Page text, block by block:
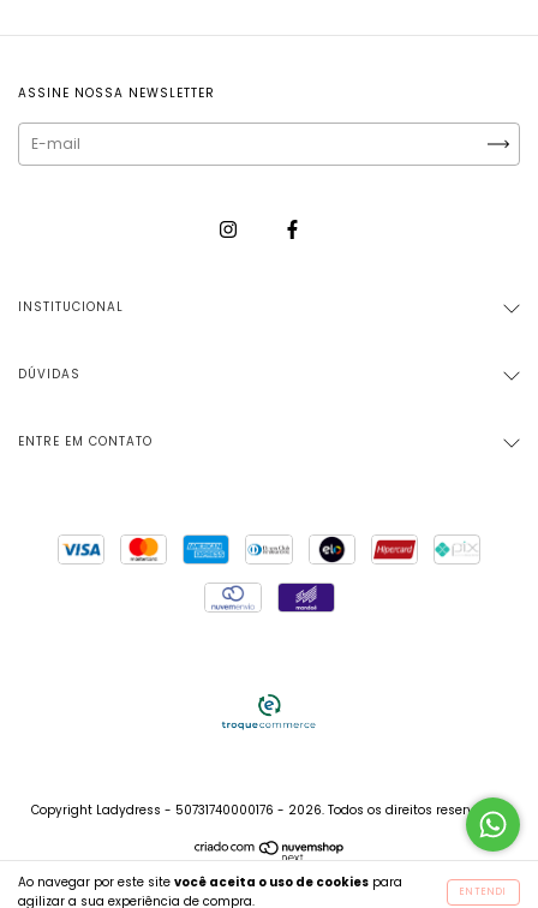
Ao navegar por este site você aceita o uso de cookies para
agilizar a sua experiência de compra.
ENTENDI
ASSINE NOSSA NEWSLETTER
INSTITUCIONAL
DÚVIDAS
ENTRE EM CONTATO
Copyright Ladydress - 50731740000176 - 2026. Todos os direitos reservados.